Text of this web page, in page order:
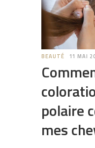
BEAUTÉ 11 MAI
polaire
mes